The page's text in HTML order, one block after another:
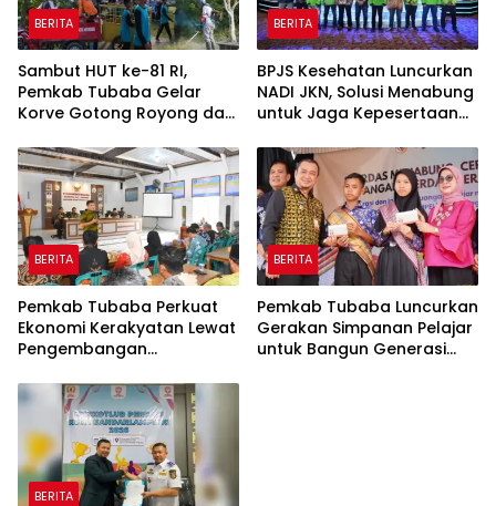
BERITA
Sambut HUT ke-81 RI,
Pemkab Tubaba Gelar
Korve Gotong Royong dan
BERITA
BPJS Kesehatan Luncurkan
NADI JKN, Solusi Menabung
untuk Jaga Kepesertaan
BERITA
Pemkab Tubaba Perkuat
Ekonomi Kerakyatan Lewat
Pengembangan
Penyaluran KUR
BERITA
Pemkab Tubaba Luncurkan
Gerakan Simpanan Pelajar
untuk Bangun Generasi
BERITA